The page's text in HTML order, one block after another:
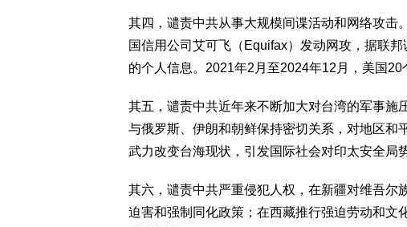
其四，谴责中共从事大规模间谍活动和网络攻击
国信用公司艾可飞（Equifax）发动网攻，据联
的个人信息。2021年2月至2024年12月，美国20
其五，谴责中共近年来不断加大对台湾的军事施
与俄罗斯、伊朗和朝鲜保持密切关系，对地区和
武力改变台海现状，引发国际社会对印太安全局
其六，谴责中共严重侵犯人权，在新疆对维吾尔
迫害和强制同化政策；在西藏推行强迫劳动和文